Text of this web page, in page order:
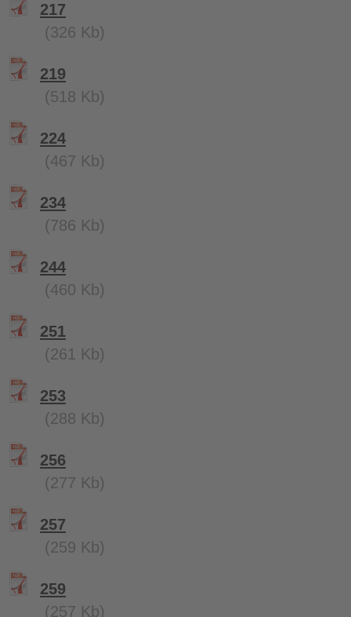
217
(326 Kb)
219
(518 Kb)
224
(467 Kb)
234
(786 Kb)
244
(460 Kb)
251
(261 Kb)
253
(288 Kb)
256
(277 Kb)
257
(259 Kb)
259
(257 Kb)